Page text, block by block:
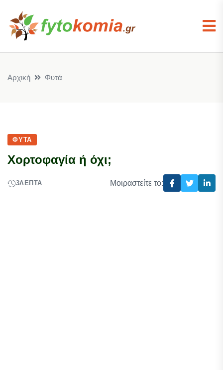
Αρχική Φυτά
ΦΥΤΆ
Χορτοφαγία ή όχι;
3ΛΕΠΤΆ Μοιραστείτε το: